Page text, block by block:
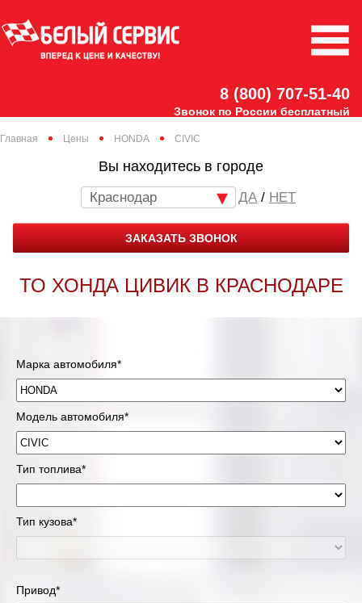
8 (800) 707-51-40
Звонок по России бесплатный
Главная Цены HONDA CIVIC
Вы находитесь в городе
Краснодар / НЕТ
ЗАКАЗАТЬ ЗВОНОК
ТО ХОНДА ЦИВИК В КРАСНОДАРЕ
Марка автомобиля*
Модель автомобиля*
Тип топлива*
Тип кузова*
Привод*